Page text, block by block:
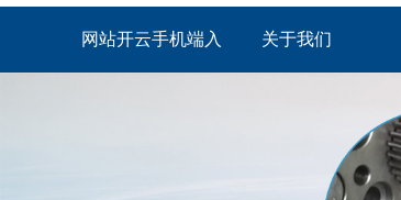
网站开云手机端入 关于我们